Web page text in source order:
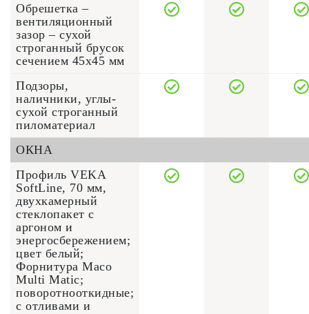
Обрешетка –
вентиляционный
зазор – сухой
строганный брусок
сечением 45x45 мм
Подзоры,
наличники, углы-
сухой строганный
пиломатериал
ОКНА
Профиль VEKA
SoftLine, 70 мм,
двухкамерный
стеклопакет с
аргоном и
энергосбережением;
цвет белый;
Форнитура Maco
Multi Matic;
поворотнооткидные;
с отливами и